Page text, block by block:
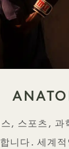
, 스포츠, 과
니다. 세계